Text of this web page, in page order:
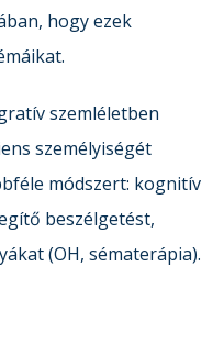
hogy ezek
szemléletben
személyiségét
módszert: kognitív
beszélgetést,
(OH, sématerápia).